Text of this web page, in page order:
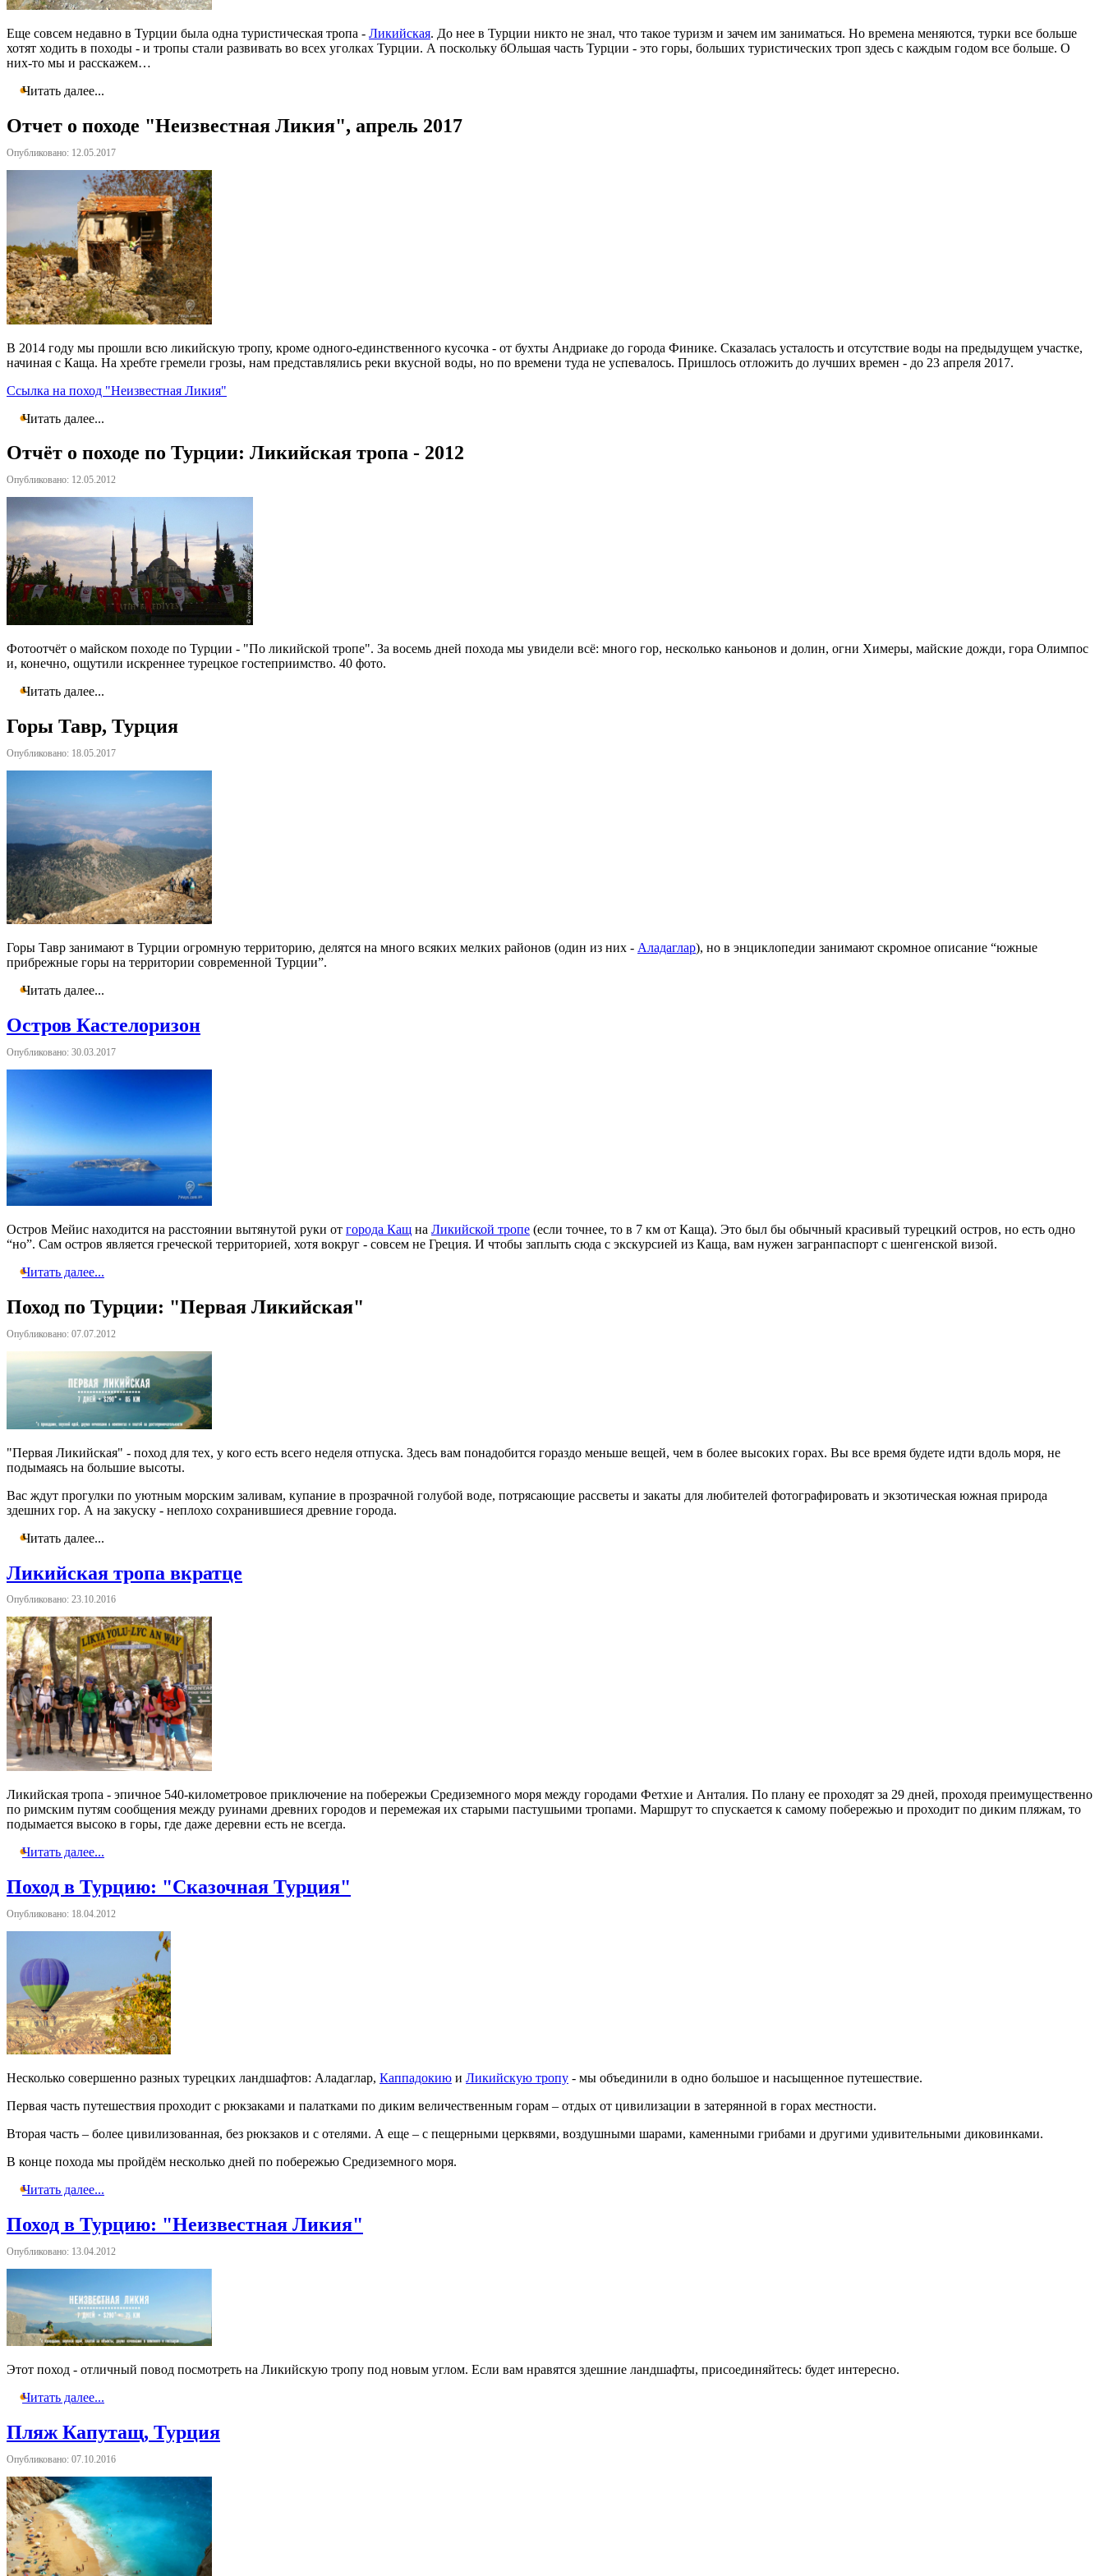
Еще совсем недавно в Турции была одна туристическая тропа - Ликийская. До нее в Турции никто не знал, что такое туризм и зачем им заниматься. Но времена меняются, турки все больше
хотят ходить в походы - и тропы стали развивать во всех уголках Турции. А поскольку бОльшая часть Турции - это горы, больших туристических троп здесь с каждым годом все больше. О
них-то мы и расскажем…
Читать далее...
Отчет о походе "Неизвестная Ликия", апрель 2017
Опубликовано: 12.05.2017
В 2014 году мы прошли всю ликийскую тропу, кроме одного-единственного кусочка - от бухты Андриаке до города Финике. Сказалась усталость и отсутствие воды на предыдущем участке,
начиная с Каща. На хребте гремели грозы, нам представлялись реки вкусной воды, но по времени туда не успевалось. Пришлось отложить до лучших времен - до 23 апреля 2017.
Ссылка на поход "Неизвестная Ликия"
Читать далее...
Отчёт о походе по Турции: Ликийская тропа - 2012
Опубликовано: 12.05.2012
Фотоотчёт о майском походе по Турции - "По ликийской тропе". За восемь дней похода мы увидели всё: много гор, несколько каньонов и долин, огни Химеры, майские дожди, гора Олимпос
и, конечно, ощутили искреннее турецкое гостеприимство. 40 фото.
Читать далее...
Горы Тавр, Турция
Опубликовано: 18.05.2017
Горы Тавр занимают в Турции огромную территорию, делятся на много всяких мелких районов (один из них - Аладаглар), но в энциклопедии занимают скромное описание “южные
прибрежные горы на территории современной Турции”.
Читать далее...
Остров Кастелоризон
Опубликовано: 30.03.2017
Остров Мейис находится на расстоянии вытянутой руки от города Кащ на Ликийской тропе (если точнее, то в 7 км от Каща). Это был бы обычный красивый турецкий остров, но есть одно
“но”. Сам остров является греческой территорией, хотя вокруг - совсем не Греция. И чтобы заплыть сюда с экскурсией из Каща, вам нужен загранпаспорт с шенгенской визой.
Читать далее...
Поход по Турции: "Первая Ликийская"
Опубликовано: 07.07.2012
"Первая Ликийская" - поход для тех, у кого есть всего неделя отпуска. Здесь вам понадобится гораздо меньше вещей, чем в более высоких горах. Вы все время будете идти вдоль моря, не
подымаясь на большие высоты.
Вас ждут прогулки по уютным морским заливам, купание в прозрачной голубой воде, потрясающие рассветы и закаты для любителей фотографировать и экзотическая южная природа
здешних гор. А на закуску - неплохо сохранившиеся древние города.
Читать далее...
Ликийская тропа вкратце
Опубликовано: 23.10.2016
Ликийская тропа - эпичное 540-километровое приключение на побережьи Средиземного моря между городами Фетхие и Анталия. По плану ее проходят за 29 дней, проходя преимущественно
по римским путям сообщения между руинами древних городов и перемежая их старыми пастушьими тропами. Маршрут то спускается к самому побережью и проходит по диким пляжам, то
подымается высоко в горы, где даже деревни есть не всегда.
Читать далее...
Поход в Турцию: "Сказочная Турция"
Опубликовано: 18.04.2012
Несколько совершенно разных турецких ландшафтов: Аладаглар, Каппадокию и Ликийскую тропу - мы объединили в одно большое и насыщенное путешествие.
Первая часть путешествия проходит с рюкзаками и палатками по диким величественным горам – отдых от цивилизации в затерянной в горах местности.
Вторая часть – более цивилизованная, без рюкзаков и с отелями. А еще – с пещерными церквями, воздушными шарами, каменными грибами и другими удивительными диковинками.
В конце похода мы пройдём несколько дней по побережью Средиземного моря.
Читать далее...
Поход в Турцию: "Неизвестная Ликия"
Опубликовано: 13.04.2012
Этот поход - отличный повод посмотреть на Ликийскую тропу под новым углом. Если вам нравятся здешние ландшафты, присоединяйтесь: будет интересно.
Читать далее...
Пляж Капутащ, Турция
Опубликовано: 07.10.2016